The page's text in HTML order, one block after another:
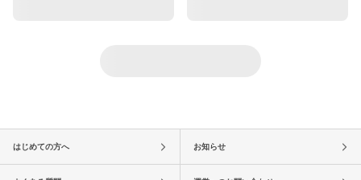
はじめての方へ お知らせ